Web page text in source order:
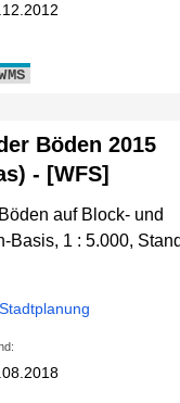
Böden 2015
- [WFS]
auf Block- und
Basis, 1 : 5.000,